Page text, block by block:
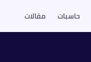
حاسبات مقالات